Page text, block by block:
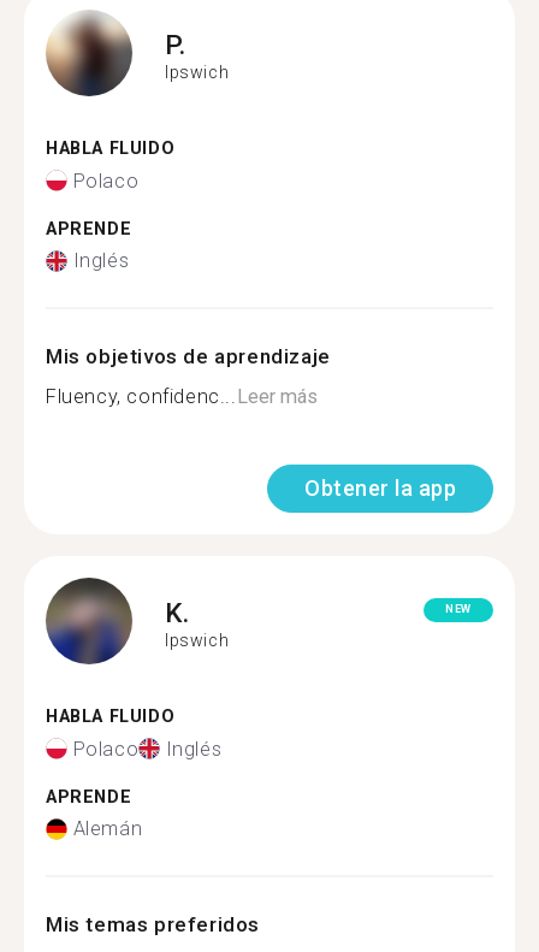
P.
Ipswich
HABLA FLUIDO
Polaco
APRENDE
Inglés
Mis objetivos de aprendizaje
Fluency, confidenc...Leer más
Obtener la app
K.
Ipswich
NEW
HABLA FLUIDO
Polaco Inglés
APRENDE
Alemán
Mis temas preferidos